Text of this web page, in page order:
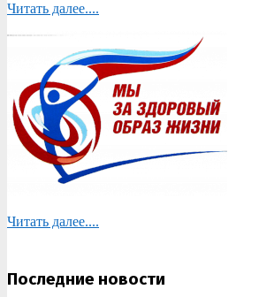
Читать далее....
Читать далее....
Последние новости